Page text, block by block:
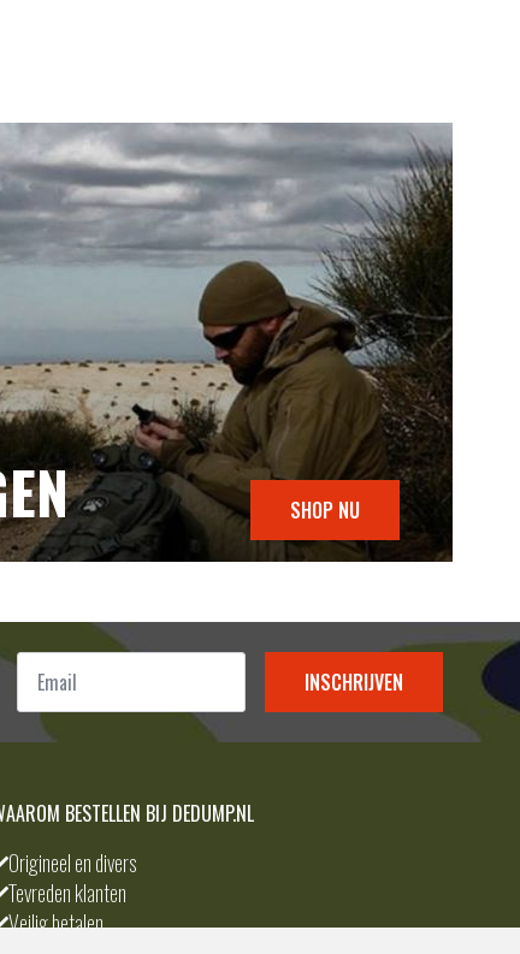
SHOP NU
Email
INSCHRIJVEN
BESTELLEN BIJ DEDUMP.NL
Origineel en divers
Tevreden klanten
Veilig betalen